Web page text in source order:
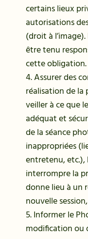
certains lieux
autorisations
(droit à
être tenu
cette obligation.
4. Assurer des
réalisation de
veiller à ce que
adéquat et
de la séance
inappropriées
entretenu,
interrompre la
donne lieu à un
nouvelle
5. Informer le
modification ou